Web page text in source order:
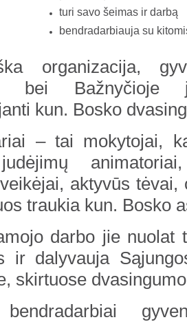
turi savo šeimas ir darbą
bendradarbiauja su
organizacija,
bei
kun. Bosko
– tai mokytojai,
aktyvūs tėvai,
traukia kun. Bosko
darbo jie nuolat
ir dalyvauja
skirtuose
bendradarbiai